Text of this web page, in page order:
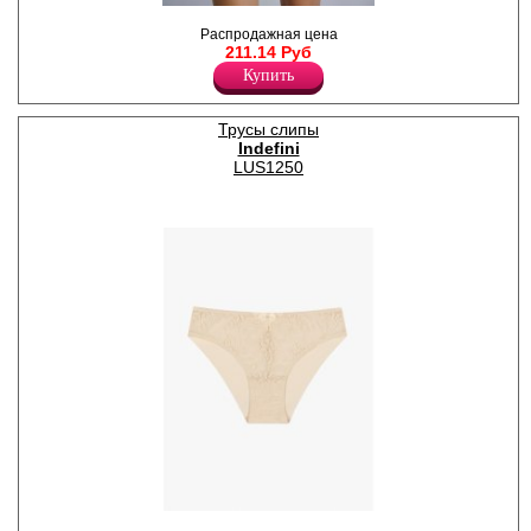
Полиамид 90%
Эластан 10%
Распродажная цена
211.14 Руб
Купить
Трусы слипы
Indefini
LUS1250